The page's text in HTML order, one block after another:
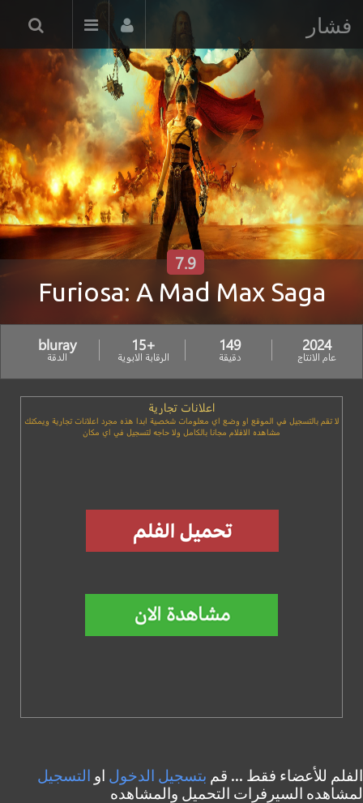
فشار
Furiosa: A Mad Max Saga
7.9
2024
عام الانتاج
149
دقيقة
+15
الرقابة الابوية
bluray
الدقة
اعلانات تجارية
لا تقم بالتسجيل في الموقع او وضع اي معلومات شخصية ابدا هذه مجرد اعلانات تجارية ويمكنك
مشاهده الافلام مجانا بالكامل ولا حاجه لتسجيل في اي مكان
الفلم للأعضاء فقط ... قم بتسجيل الدخول او التسجيل
لمشاهده السيرفرات التحميل والمشاهده